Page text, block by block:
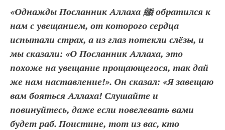
«Однажды Посланник Аллаха ﷺ обратился к
нам с увещанием, от которого сердца
испытали страх, а из глаз потекли слёзы, и
мы сказали: «О Посланник Аллаха, это
похоже на увещание прощающегося, так дай
же нам наставление!». Он сказал: «Я завещаю
вам бояться Аллаха! Слушайте и
повинуйтесь, даже если повелевать вами
будет раб. Поистине, тот из вас, кто